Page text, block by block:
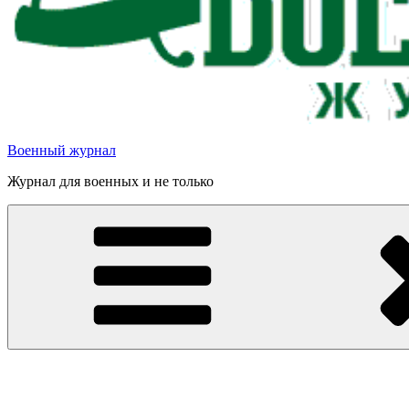
Военный журнал
Журнал для военных и не только